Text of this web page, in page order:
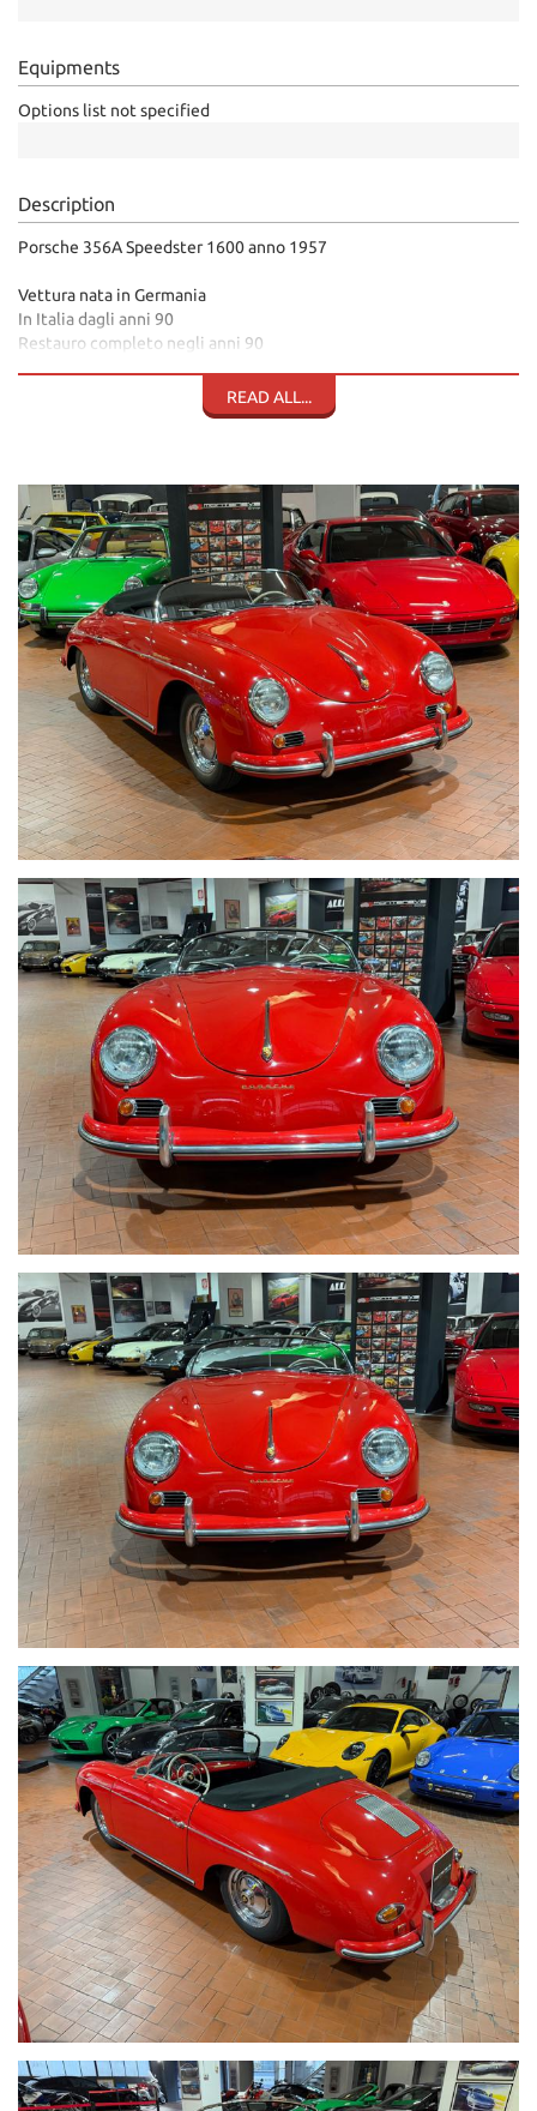
Equipments
Options list not specified
Description
Porsche 356A Speedster 1600 anno 1957
Vettura nata in Germania
In Italia dagli anni 90
Restauro completo negli anni 90
Totalmente originale come da Certificato di origine Porsche
Pelle Nera
Sedili modello comfort della versione Coupe' da configurazione
originale
Cerchi Cromati e forati
Capote nera
Copricapote Nero
Tagliando Completo 2026
Visibile presso la nostra sede di via A.De Viti de Marco 48 Roma
Riceviamo su appuntamento
Per informazioni contatto diretto:
Tommaso Costantini cell. / Whatsapp 0039 3887401695
Telefono ufficio 0039 06.83779867 - 0039 06.39915336
PER MAGGIORI FOTO VISITA: www.Montenevegroup.it
We speak english-Wir sprechen deutsch
Seguici su Facebook diventa fan:
https://www.facebook.com/Montenevesupercar&vintage
https://www.facebook.com/Montenevegroup
_____VUOI VENDERE LA TUA AUTO_____
ACQUISTIAMO LA VOSTRA AUTO PAGAMENTO IMMEDIATO
TRAMITE BONIFICO BANCARIO IMMEDIATO DOPO VISIONE E
PROVA
_____CONTO VENDITA ED ASSISTENZA ALLA VENDITA_____
SE VOLETE VENDERE LA VOSTRA AUTO SENZA DOVERVI
OCCUPARE DI TRATTATIVE E PAGAMENTI POSSIAMO
OCCUPARCENE NOI, METTIAMO A DISPOSIZIONE LA NOSTRA
SERIETA' E COMPETENZA,CUSTODIAMO LA VOSTRA VETTURA
NEL NOSTRO SHOWROOM,VALUTIAMO LE OFFERTE
PERVENUTECI E VI INFORMIAMO IN TEMPO REALE CERCANDO
SEMPRE DI TENERE CONTO DELLE VOSTRE ESIGENZE
READ ALL...